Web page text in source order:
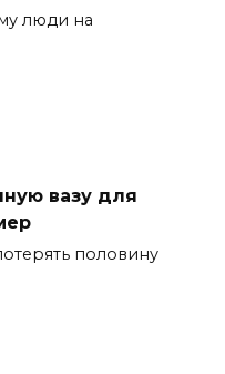
люди на
вазу для
половину